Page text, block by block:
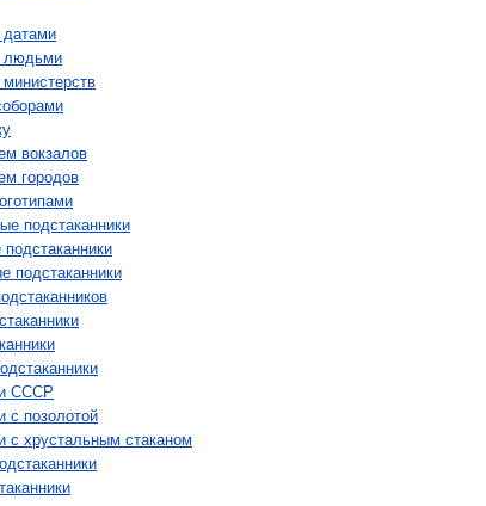
людьми
вокзалов
городов
подстаканники
подстаканники
СССР
с позолотой
с хрустальным стаканом